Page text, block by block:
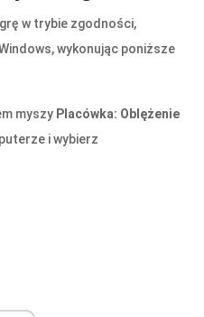
w trybie zgodności,
wykonując poniższe
myszy Placówka: Oblężenie
i wybierz